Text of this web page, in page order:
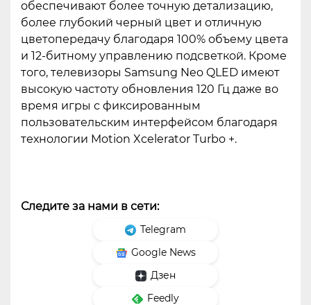
обеспечивают более точную детализацию,
более глубокий черный цвет и отличную
цветопередачу благодаря 100% объему цвета
и 12-битному управлению подсветкой. Кроме
того, телевизоры Samsung Neo QLED имеют
высокую частоту обновления 120 Гц даже во
время игры с фиксированным
пользовательским интерфейсом благодаря
технологии Motion Xcelerator Turbo +.
Следите за нами в сети:
Telegram
Google News
Дзен
Feedly